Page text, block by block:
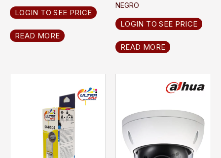
LOGIN TO SEE PRICE
READ MORE
NEGRO
LOGIN TO SEE PRICE
READ MORE